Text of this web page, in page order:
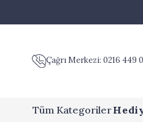
Çağrı Merkezi: 0216 449
Tüm Kategoriler